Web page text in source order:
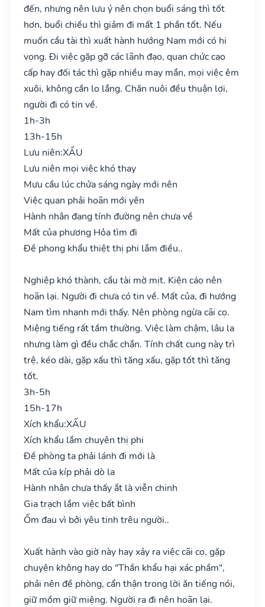
đến, nhưng nên lưu ý nên chọn buổi sáng thì tốt
hơn, buổi chiều thì giảm đi mất 1 phần tốt. Nếu
muốn cầu tài thì xuất hành hướng Nam mới có hi
vọng. Đi việc gặp gỡ các lãnh đạo, quan chức cao
cấp hay đối tác thì gặp nhiều may mắn, mọi việc êm
xuôi, không cần lo lắng. Chăn nuôi đều thuận lợi,
người đi có tin về.
1h-3h
13h-15h
Lưu niên:XẤU
Lưu niên mọi việc khó thay
Mưu cầu lúc chửa sáng ngày mới nên
Việc quan phải hoãn mới yên
Hành nhân đang tính đường nên chưa về
Mất của phương Hỏa tìm đi
Đề phong khẩu thiệt thị phi lắm điều..
Nghiệp khó thành, cầu tài mờ mịt. Kiện cáo nên
hoãn lại. Người đi chưa có tin về. Mất của, đi hướng
Nam tìm nhanh mới thấy. Nên phòng ngừa cãi cọ.
Miệng tiếng rất tầm thường. Việc làm chậm, lâu la
nhưng làm gì đều chắc chắn. Tính chất cung này trì
trệ, kéo dài, gặp xấu thì tăng xấu, gặp tốt thì tăng
tốt.
3h-5h
15h-17h
Xích khẩu:XẤU
Xích khẩu lắm chuyên thị phi
Đề phòng ta phải lánh đi mới là
Mất của kíp phải dò la
Hành nhân chưa thấy ắt là viễn chinh
Gia trạch lắm việc bất bình
Ốm đau vì bởi yêu tinh trêu người..
Xuất hành vào giờ này hay xảy ra việc cãi cọ, gặp
chuyện không hay do "Thần khẩu hại xác phầm",
phải nên đề phòng, cẩn thận trong lời ăn tiếng nói,
giữ mồm giữ miệng. Người ra đi nên hoãn lại.